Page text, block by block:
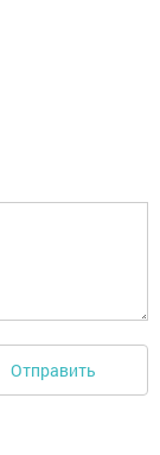
Отправить